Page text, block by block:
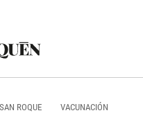
ROQUE VACUNACIÓN